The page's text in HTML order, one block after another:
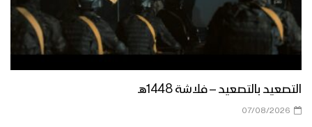
التصعيد بالتصعيد – فلاشة 1448هـ
07/08/2026